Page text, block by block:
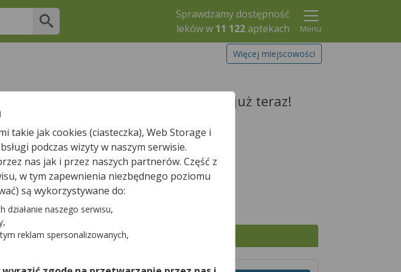
Sprawdzamy dostępność
leków w 11 122aptekach
Menu
Więcej miejscowości
posiadają Twój lek i zarezerwuj go już teraz!
Szukaj leku
takie jak cookies (ciasteczka), Web Storage i
podczas wizyty w naszym serwisie.
nas jak i przez naszych partnerów. Część z
w tym zapewnienia niezbędnego poziomu
są wykorzystywane do:
działanie naszego serwisu,
reklam spersonalizowanych,